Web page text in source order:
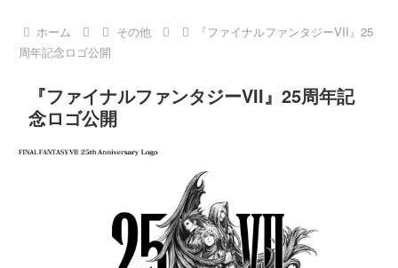
ホーム その他
『ファイナルファンタジーVII』25
周年記念ロゴ公開
『ファイナルファンタジーVII』25周年記
念ロゴ公開